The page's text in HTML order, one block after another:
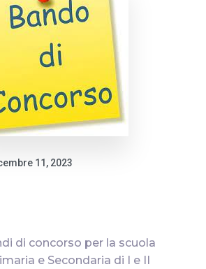
11, 2023
di concorso per la scuola
e Secondaria di I e II